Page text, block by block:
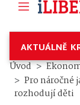
AKTUÁLNĚ
Úvod
Pro náročné
rozhodují děti